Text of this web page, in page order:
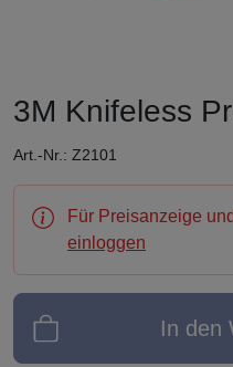
3M Knifeless
Art.-Nr.: Z2101
Für Preisanzeige
einloggen
In den